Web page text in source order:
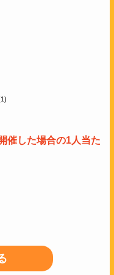
催した場合の1人当た